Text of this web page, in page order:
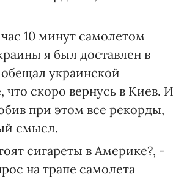
час 10 минут самолетом
я был доставлен в
украинской
скоро вернусь в Киев. И
при этом все рекорды,
смысл.
сигареты в Америке?, -
на трапе самолета